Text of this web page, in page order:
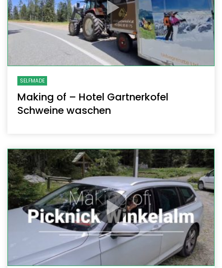
SELFMADE
Making of – Hotel Gartnerkofel
Schweine waschen